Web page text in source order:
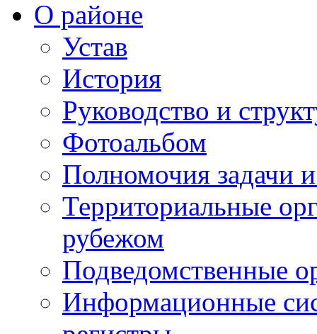
О районе
Устав
История
Руководство и
Фотоальбом
Полномочия задачи
Территориальные
рубежом
Подведомственные
Информационные